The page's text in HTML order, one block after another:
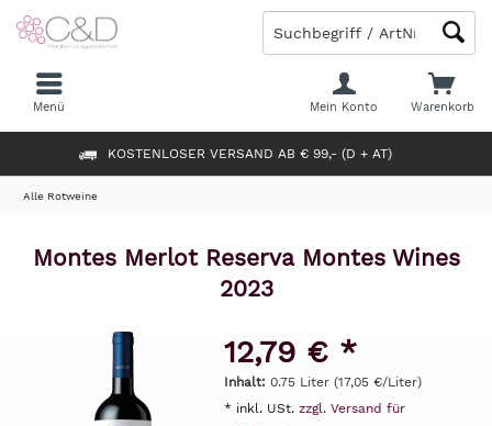
KOSTENLOSER VERSAND AB € 99,- (D + AT)
Warenkorb
Mein Konto
Menü
Alle Rotweine
Montes Merlot Reserva Montes Wines
2023
12,79 € *
Inhalt: 0.75 Liter (17,05 €/Liter)
* inkl. USt. zzgl. Versand für